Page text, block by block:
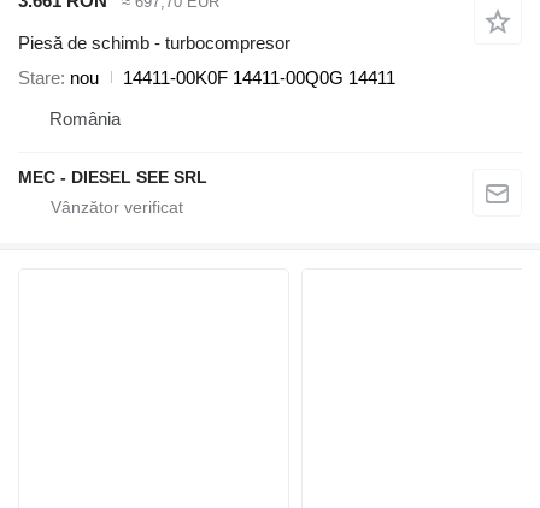
Piesă de schimb - turbocompresor
Stare nou
14411-00K0F 14411-00Q0G 14411
România
MEC - DIESEL SEE SRL